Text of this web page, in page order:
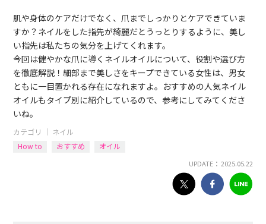
肌や身体のケアだけでなく、爪までしっかりとケアできていま
すか？ネイルをした指先が綺麗だとうっとりするように、美し
い指先は私たちの気分を上げてくれます。
今回は健やかな爪に導くネイルオイルについて、役割や選び方
を徹底解説！細部まで美しさをキープできている女性は、男女
ともに一目置かれる存在になれますよ。おすすめの人気ネイル
オイルもタイプ別に紹介しているので、参考にしてみてくださ
いね。
カテゴリ ｜ ネイル
How to
おすすめ オイル
UPDATE： 2025.05.22